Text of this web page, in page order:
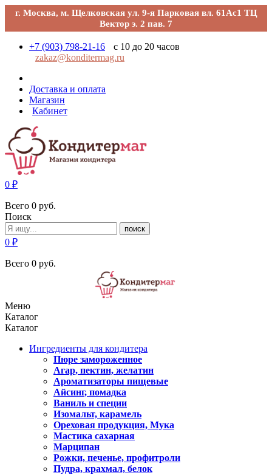
г. Москва, м. Щелковская ул. 9-я Парковая вл. 61Ас1 ТЦ
Вектор э. 2 пав. 7
+7 (903) 798-21-16
с 10 до 20 часов
zakaz@konditermag.ru
Доставка и оплата
Магазин
Кабинет
0 ₽
Всего 0 руб.
Поиск
поиск
0 ₽
Всего 0 руб.
Меню
Каталог
Каталог
Ингредиенты для кондитера
Пюре замороженное
Агар, пектин, желатин
Ароматизаторы пищевые
Айсинг, помадка
Ваниль и специи
Изомальт, карамель
Ореховая продукция, Мука
Мастика сахарная
Марципан
Рожки, печенье, профитроли
Пудра, крахмал, белок